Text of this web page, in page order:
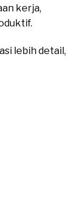
kerja,
lebih detail,